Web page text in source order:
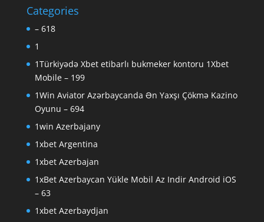
Categories
– 618
1
1Türkiyədə Xbet etibarlı bukmeker kontoru 1Xbet
Mobile – 199
1Win Aviator Azərbaycanda Ən Yaxşı Çökmə Kazino
Oyunu – 694
1win Azerbajany
1xbet Argentina
1xbet Azerbajan
1xBet Azerbaycan Yükle Mobil Az Indir Android iOS
– 63
1xbet Azerbaydjan